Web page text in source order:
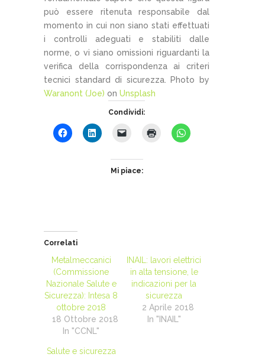
può essere ritenuta responsabile dal
momento in cui non siano stati effettuati
i controlli adeguati e stabiliti dalle
norme, o vi siano omissioni riguardanti la
verifica della corrispondenza ai criteri
tecnici standard di sicurezza. Photo by
Waranont (Joe) on Unsplash
Condividi:
Mi piace:
Correlati
Metalmeccanici
(Commissione
Nazionale Salute e
Sicurezza): Intesa 8
ottobre 2018
18 Ottobre 2018
In "CCNL"
INAIL: lavori elettrici
in alta tensione, le
indicazioni per la
sicurezza
2 Aprile 2018
In "INAIL"
Salute e sicurezza